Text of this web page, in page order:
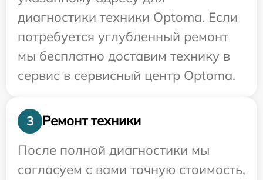
диагностики техники Optoma. Если
потребуется углубленный ремонт
мы бесплатно доставим технику в
сервис в сервисный центр Optoma.
3
Ремонт техники
После полной диагностики мы
согласуем с вами точную стоимость,